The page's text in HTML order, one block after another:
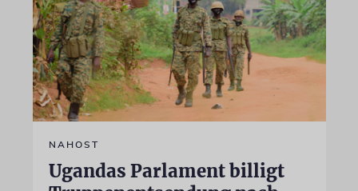
NAHOST
Ugandas Parlament billigt